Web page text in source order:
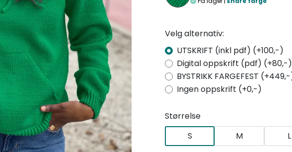
Velg alternativ:
UTSKRIFT (inkl pdf) (+100,-)
Digital oppskrift (pdf) (+80,-)
BYSTRIKK FARGEFEST
Ingen oppskrift (+0,-)
Størrelse
S
M L